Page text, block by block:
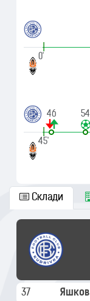
|
0'
46 54
|
45'
Склади
37 Яшков